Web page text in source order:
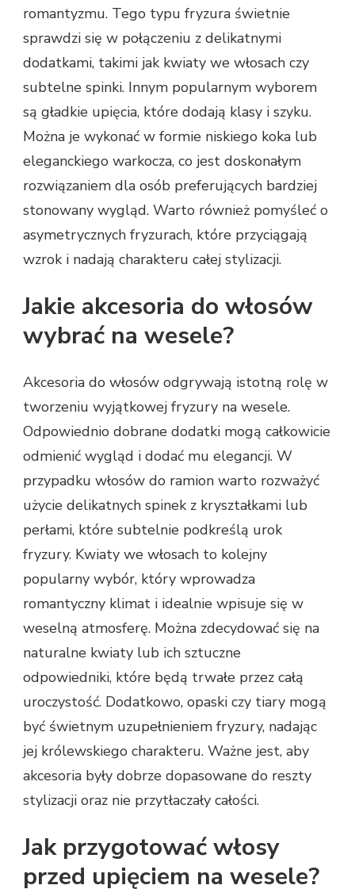
romantyzmu. Tego typu fryzura świetnie
sprawdzi się w połączeniu z delikatnymi
dodatkami, takimi jak kwiaty we włosach czy
subtelne spinki. Innym popularnym wyborem
są gładkie upięcia, które dodają klasy i szyku.
Można je wykonać w formie niskiego koka lub
eleganckiego warkocza, co jest doskonałym
rozwiązaniem dla osób preferujących bardziej
stonowany wygląd. Warto również pomyśleć o
asymetrycznych fryzurach, które przyciągają
wzrok i nadają charakteru całej stylizacji.
Jakie akcesoria do włosów
wybrać na wesele?
Akcesoria do włosów odgrywają istotną rolę w
tworzeniu wyjątkowej fryzury na wesele.
Odpowiednio dobrane dodatki mogą całkowicie
odmienić wygląd i dodać mu elegancji. W
przypadku włosów do ramion warto rozważyć
użycie delikatnych spinek z kryształkami lub
perłami, które subtelnie podkreślą urok
fryzury. Kwiaty we włosach to kolejny
popularny wybór, który wprowadza
romantyczny klimat i idealnie wpisuje się w
weselną atmosferę. Można zdecydować się na
naturalne kwiaty lub ich sztuczne
odpowiedniki, które będą trwałe przez całą
uroczystość. Dodatkowo, opaski czy tiary mogą
być świetnym uzupełnieniem fryzury, nadając
jej królewskiego charakteru. Ważne jest, aby
akcesoria były dobrze dopasowane do reszty
stylizacji oraz nie przytłaczały całości.
Jak przygotować włosy
przed upięciem na wesele?